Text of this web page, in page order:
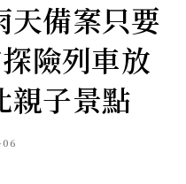
天備案只要
險列車放
親子景點